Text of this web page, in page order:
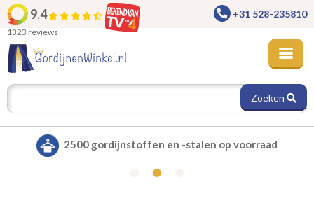
9.4
1323 reviews
+31 528-235810
Zoeken
2500 gordijnstoffen en -stalen op voorraad